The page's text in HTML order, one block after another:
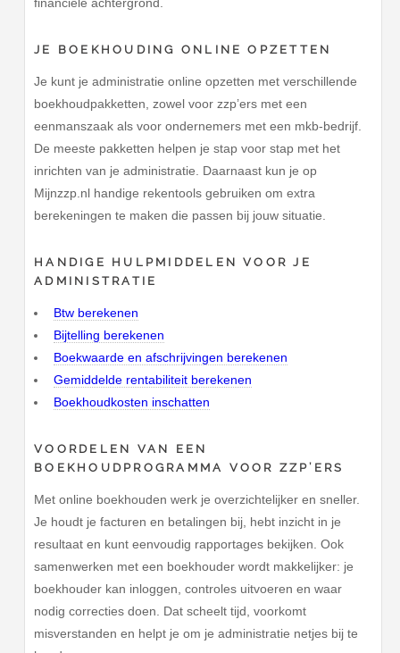
financiële achtergrond.
JE BOEKHOUDING ONLINE OPZETTEN
Je kunt je administratie online opzetten met verschillende
boekhoudpakketten, zowel voor zzp’ers met een
eenmanszaak als voor ondernemers met een mkb-bedrijf.
De meeste pakketten helpen je stap voor stap met het
inrichten van je administratie. Daarnaast kun je op
Mijnzzp.nl handige rekentools gebruiken om extra
berekeningen te maken die passen bij jouw situatie.
HANDIGE HULPMIDDELEN VOOR JE
ADMINISTRATIE
Btw berekenen
Bijtelling berekenen
Boekwaarde en afschrijvingen berekenen
Gemiddelde rentabiliteit berekenen
Boekhoudkosten inschatten
VOORDELEN VAN EEN
BOEKHOUDPROGRAMMA VOOR ZZP’ERS
Met online boekhouden werk je overzichtelijker en sneller.
Je houdt je facturen en betalingen bij, hebt inzicht in je
resultaat en kunt eenvoudig rapportages bekijken. Ook
samenwerken met een boekhouder wordt makkelijker: je
boekhouder kan inloggen, controles uitvoeren en waar
nodig correcties doen. Dat scheelt tijd, voorkomt
misverstanden en helpt je om je administratie netjes bij te